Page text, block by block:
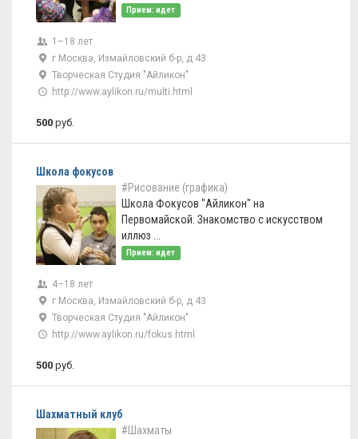
Прием: идет
1–18 лет
г Москва, Измайловский б-р, д 43
Творческая Студия "Айликон"
http://www.aylikon.ru/multi.html
500 руб.
Школа фокусов
#Рисование (графика)
Школа Фокусов "Айликон" на
Первомайской. Знакомство с искусством
иллюз ...
Прием: идет
4–18 лет
г Москва, Измайловский б-р, д 43
Творческая Студия "Айликон"
http://www.aylikon.ru/fokus.html
500 руб.
Шахматный клуб
#Шахматы